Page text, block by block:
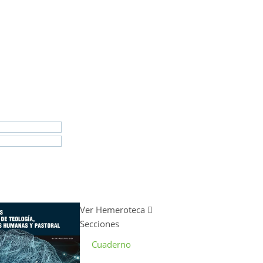
Ver Hemeroteca
Secciones
Cuaderno